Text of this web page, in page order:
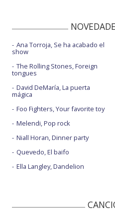
Ana Torroja, Se ha acabado el
show
The Rolling Stones, Foreign
tongues
David DeMaría, La puerta
mágica
Foo Fighters, Your favorite toy
Melendi, Pop rock
Niall Horan, Dinner party
Quevedo, El baifo
Ella Langley, Dandelion